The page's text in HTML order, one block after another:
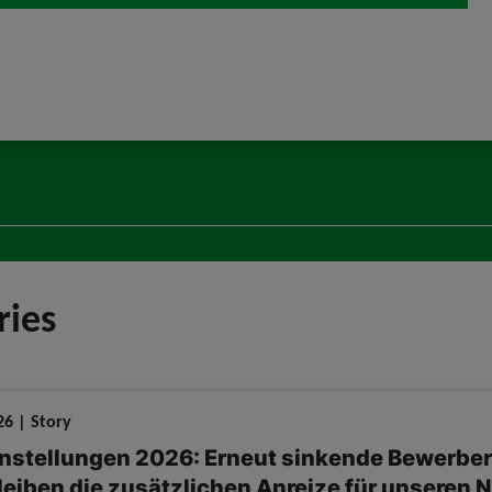
| Story
2026: Erneut sinkende